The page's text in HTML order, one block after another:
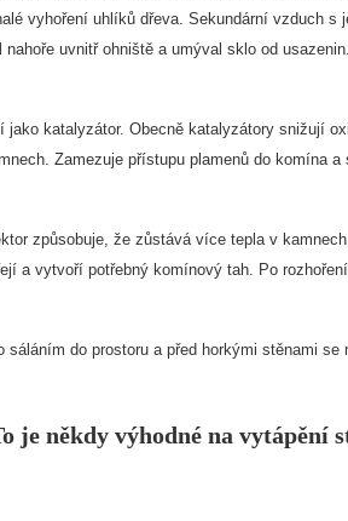
vyhoření uhlíků dřeva. Sekundární vzduch s
uvnitř ohniště a umýval sklo od
katalyzátor. Obecně katalyzátory snižují
Zamezuje přístupu plamenů do komína a
způsobuje, že zůstává více tepla v
a vytvoří potřebný komínový tah. Po
do prostoru a před horkými stěnami se
je někdy výhodné na vytápění